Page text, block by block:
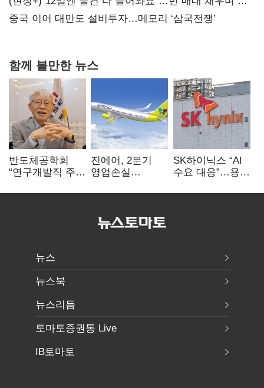
연 홈플러스
중국 이어 대만도 설비투자…메모리 ‘삼국전쟁’
함께 볼만한 뉴스
반도체공학회
“연구개발직 주
개선해야”
진에어, 2분기
영업손실
상승 여파
SK하이닉스 “AI
수요 대응”…용인
투자
뉴스
뉴스북
뉴스리듬
토마토증권통 Live
IB토마토